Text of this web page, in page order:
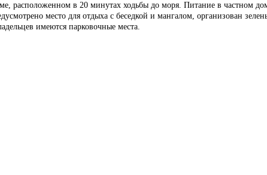
расположенном в 20 минутах ходьбы до моря. Питание в частном
место для отдыха с беседкой и мангалом, организован
имеются парковочные места.